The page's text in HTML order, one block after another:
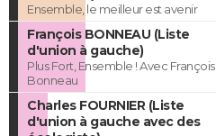
Ensemble, le meilleur est avenir
François BONNEAU (Liste
d'union à gauche)
Plus Fort, Ensemble ! Avec François
Bonneau
Charles FOURNIER (Liste
d'union à gauche avec des